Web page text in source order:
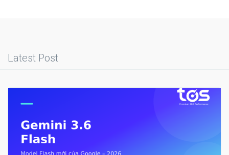
Latest Post